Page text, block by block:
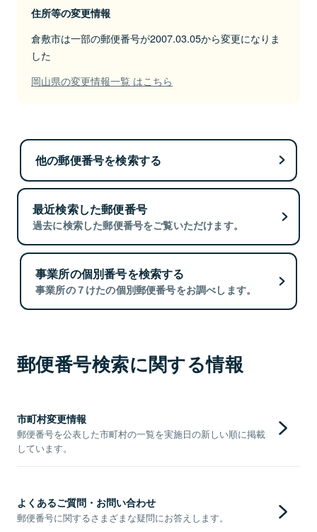
住所等の変更情報
倉敷市は一部の郵便番号が2007.03.05から変更になりま
した
岡山県の変更情報一覧 はこちら
他の郵便番号を検索する
最近検索した郵便番号
過去に検索した郵便番号をご覧いただけます。
事業所の個別番号を検索する
事業所の７けたの個別郵便番号をお調べします。
郵便番号検索に関する情報
市町村変更情報
郵便番号を公表した市町村の一覧を実施日の新しい順に掲載
しています。
よくあるご質問・お問い合わせ
郵便番号に関するさまざまな疑問にお答えします。